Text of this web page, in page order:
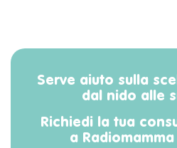
Serve aiuto sulla
dal nido alle
Richiedi la tua
a